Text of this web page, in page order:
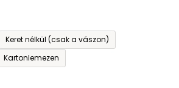
Keret nélkül (csak a vászon)
Kartonlemezen